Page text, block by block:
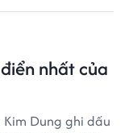
nhất của
Dung ghi dấu